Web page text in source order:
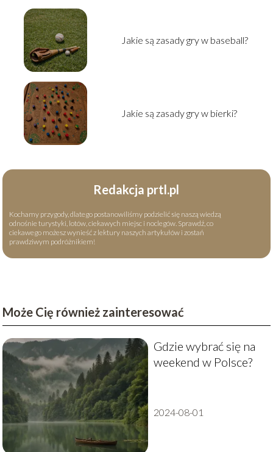
Jakie są zasady gry w baseball?
Jakie są zasady gry w bierki?
Redakcja prtl.pl
Kochamy przygody, dlatego postanowiliśmy podzielić się naszą wiedzą
odnośnie turystyki, lotów, ciekawych miejsc i noclegów. Sprawdź, co
ciekawego możesz wynieść z lektury naszych artykułów i zostań
prawdziwym podróżnikiem!
Może Cię również zainteresować
Gdzie wybrać się na
weekend w Polsce?
2024-08-01